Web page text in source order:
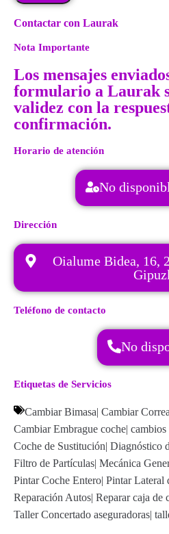
Contactar con Laurak
Nota Importante
Los mensajes
formulario a Laurak
validez con la
confirmación.
Horario de atención
No
Dirección
Oialume Bidea, 16,
Teléfono de contacto
No
Etiquetas de Servicios
Cambiar Bimasa| Cambiar
Cambiar Embrague coche| cambios
Coche de Sustitución| Diagnóstico
Filtro de Partículas| Mecánica
Pintar Coche Entero| Pintar Lateral
Reparación Autos| Reparar caja de
Taller Concertado aseguradoras|